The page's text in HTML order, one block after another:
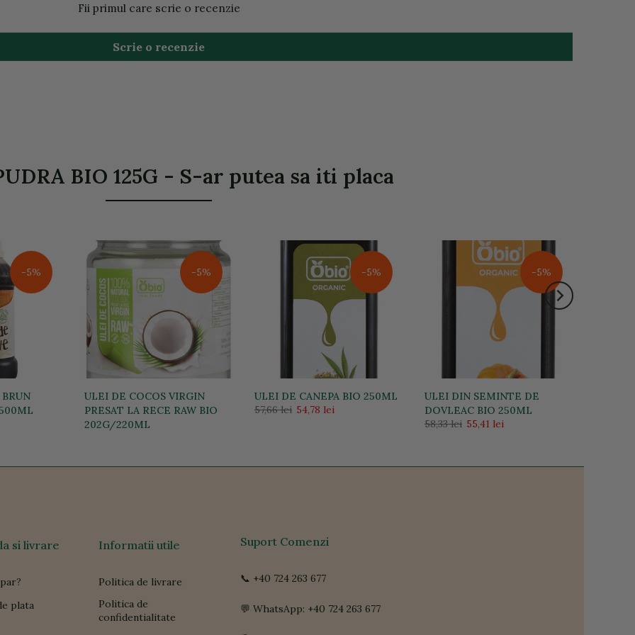
Fii primul care scrie o recenzie
Scrie o recenzie
BIO 125G - S-ar putea sa iti placa
-5% -5%
ULEI DE COCOS VIRGIN
PRESAT LA RECE RAW BIO
202G/220ML
-5%
ULEI DE CANEPA BIO 250ML
57,66 lei 54,78 lei
-5%
ULEI DIN SEMINTE DE
DOVLEAC BIO 250ML
58,33 lei 55,41 lei
si livrare
plata
Informatii utile
Politica de livrare
Politica de
confidentialitate
Suport Comenzi
📞 +40 724 263 677
💬 WhatsApp: +40 724 263 677